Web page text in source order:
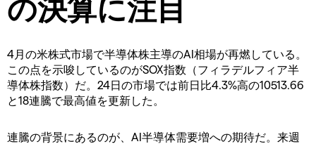
の決算に注目
4月の米株式市場で半導体株主導のAI相場が再燃している。
この点を示唆しているのがSOX指数（フィラデルフィア半
導体株指数）だ。24日の市場では前日比4.3%高の10513.66
と18連騰で最高値を更新した。
連騰の背景にあるのが、AI半導体需要増への期待だ。来週